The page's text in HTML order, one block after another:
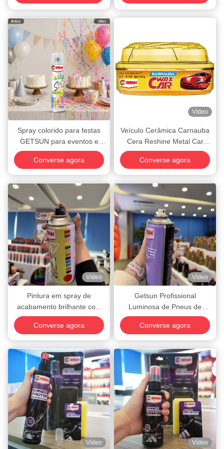
formaldeído Remover COV
Purificador de ar interior
Spray colorido para festas
GETSUN para eventos e
celebrações
Converse agora
Vídeo
Veículo Cerâmica Carnauba
Cera Reshine Metal Car
Polish a granel
Converse agora
Vídeo
Pintura em spray de
acabamento brilhante com
tamanho de 400 ml e
formulação à base de água
para uso interno ao ar livre
Converse agora
Vídeo
Getsun Profissional
Luminosa de Pneus de
Aerosol Produtor de Spray de
Vestimento
Converse agora
Vídeo Vídeo